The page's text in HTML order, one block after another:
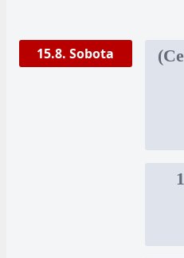
15.8. Sobota